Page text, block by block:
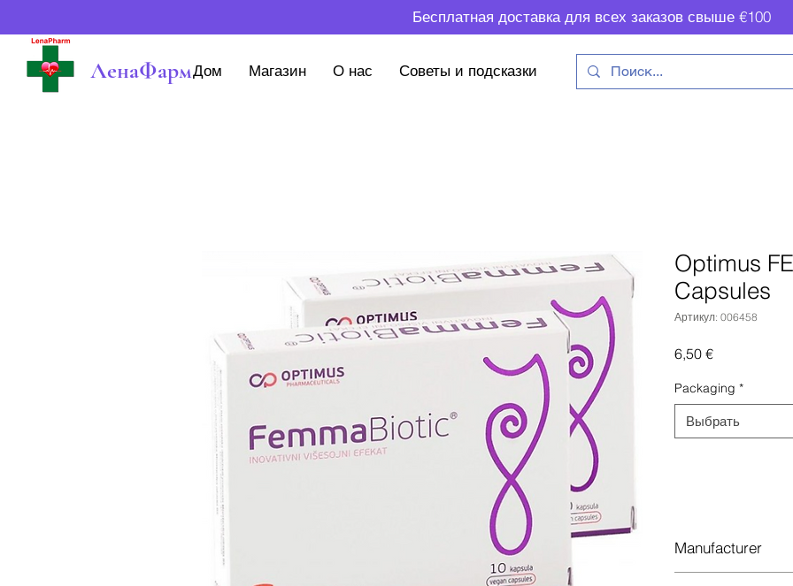
Бесплатная доставка для всех заказов свыше €100
ЛенаФармДом Магазин О нас Советы и подсказки
Optimus
Capsules
Артикул: 006458
6,50 €Цена
Packaging *
Выбрать
Manufacturer